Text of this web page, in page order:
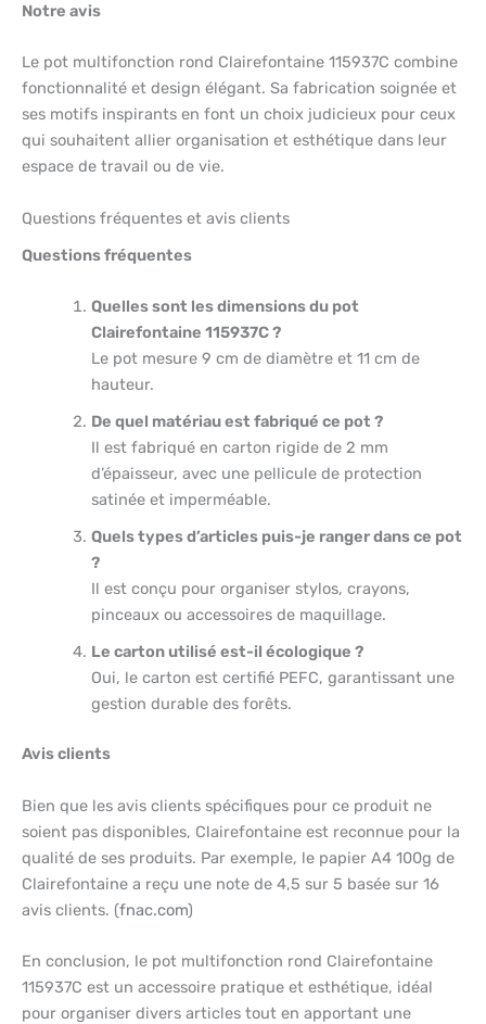
Notre avis
Le pot multifonction rond Clairefontaine 115937C combine
fonctionnalité et design élégant. Sa fabrication soignée et
ses motifs inspirants en font un choix judicieux pour ceux
qui souhaitent allier organisation et esthétique dans leur
espace de travail ou de vie.
Questions fréquentes et avis clients
Questions fréquentes
Quelles sont les dimensions du pot
Clairefontaine 115937C ?
Le pot mesure 9 cm de diamètre et 11 cm de
hauteur.
De quel matériau est fabriqué ce pot ?
Il est fabriqué en carton rigide de 2 mm
d’épaisseur, avec une pellicule de protection
satinée et imperméable.
Quels types d’articles puis-je ranger dans ce pot
?
Il est conçu pour organiser stylos, crayons,
pinceaux ou accessoires de maquillage.
Le carton utilisé est-il écologique ?
Oui, le carton est certifié PEFC, garantissant une
gestion durable des forêts.
Avis clients
Bien que les avis clients spécifiques pour ce produit ne
soient pas disponibles, Clairefontaine est reconnue pour la
qualité de ses produits. Par exemple, le papier A4 100g de
Clairefontaine a reçu une note de 4,5 sur 5 basée sur 16
avis clients. (fnac.com)
En conclusion, le pot multifonction rond Clairefontaine
115937C est un accessoire pratique et esthétique, idéal
pour organiser divers articles tout en apportant une